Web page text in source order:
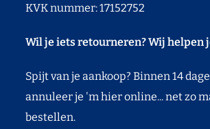
KVK nummer: 17152752
Wil je iets retourneren? Wij helpen
Spijt van je aankoop? Binnen 14
annuleer je 'm hier online... net zo
bestellen.